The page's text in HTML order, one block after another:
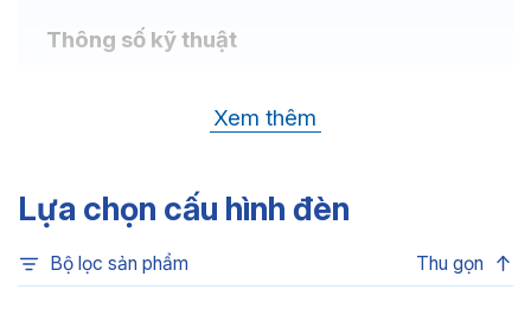
Thông số kỹ thuật
6500K, 4000K, 3000K
Chỉ số hoàn màu:
CRI80
1200llm(W)
Xem thêm
Lựa chọn cấu hình đèn
Bộ lọc sản phẩm Thu gọn